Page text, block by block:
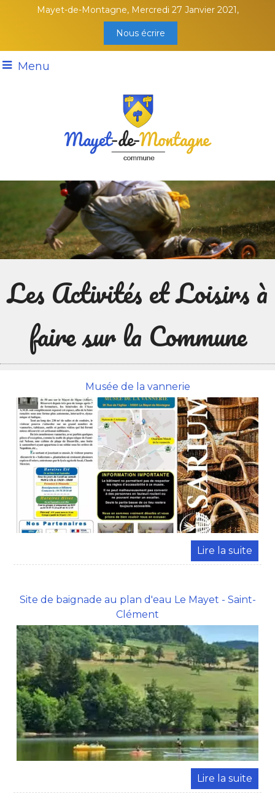
Mayet-de-Montagne, Mercredi 27 Janvier 2021,
Nous écrire
Menu
Les Activités et Loisirs à
faire sur la Commune
Musée de la vannerie
Site de baignade au plan d'eau Le Mayet - Saint-
Clément